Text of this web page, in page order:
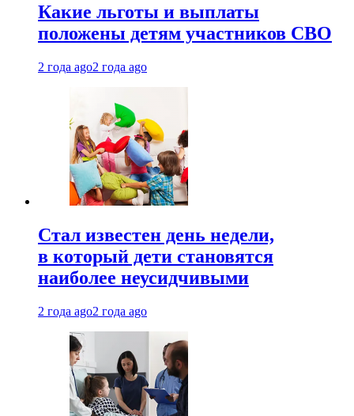
Какие льготы и выплаты
положены детям участников СВО
2 года ago2 года ago
Стал известен день недели,
в который дети становятся
наиболее неусидчивыми
2 года ago2 года ago